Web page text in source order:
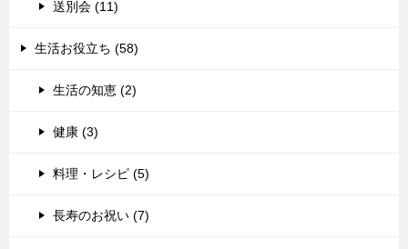
送別会 (11)
生活お役立ち (58)
生活の知恵 (2)
健康 (3)
料理・レシピ (5)
長寿のお祝い (7)